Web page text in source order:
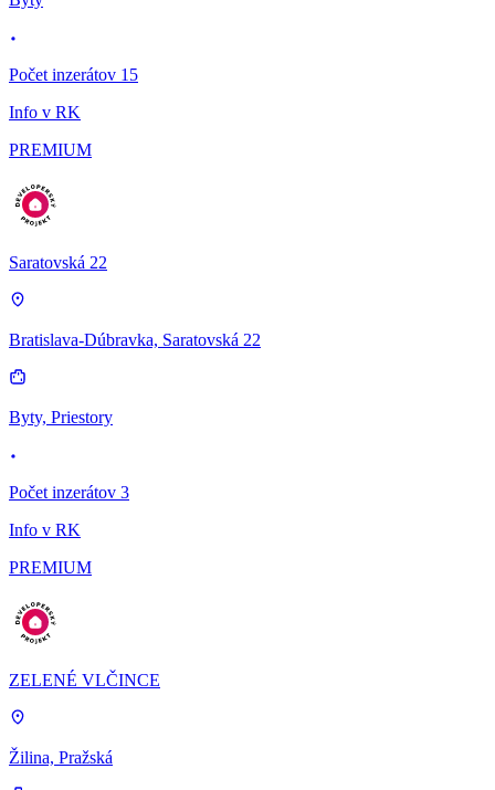
Počet inzerátov 15
Info v RK
PREMIUM
Saratovská 22
Bratislava-Dúbravka, Saratovská 22
Byty, Priestory
Počet inzerátov 3
Info v RK
PREMIUM
ZELENÉ VLČINCE
Žilina, Pražská